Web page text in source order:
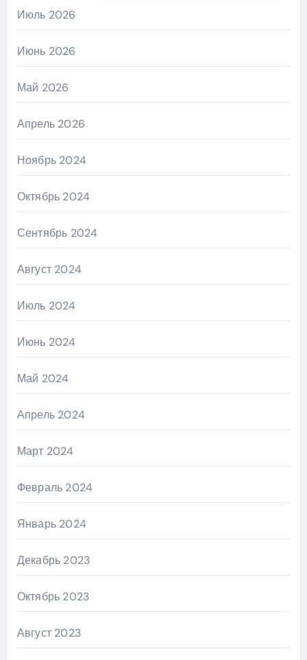
Июль 2026
Июнь 2026
Май 2026
Апрель 2026
Ноябрь 2024
Октябрь 2024
Сентябрь 2024
Август 2024
Июль 2024
Июнь 2024
Май 2024
Апрель 2024
Март 2024
Февраль 2024
Январь 2024
Декабрь 2023
Октябрь 2023
Август 2023